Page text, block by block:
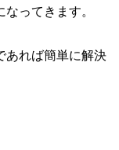
ってきます。
あれば簡単に解決